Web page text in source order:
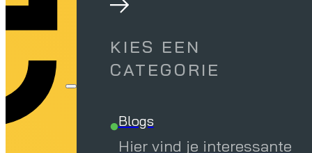
KIES EEN
CATEGORIE
Blogs
Hier vind je interessante